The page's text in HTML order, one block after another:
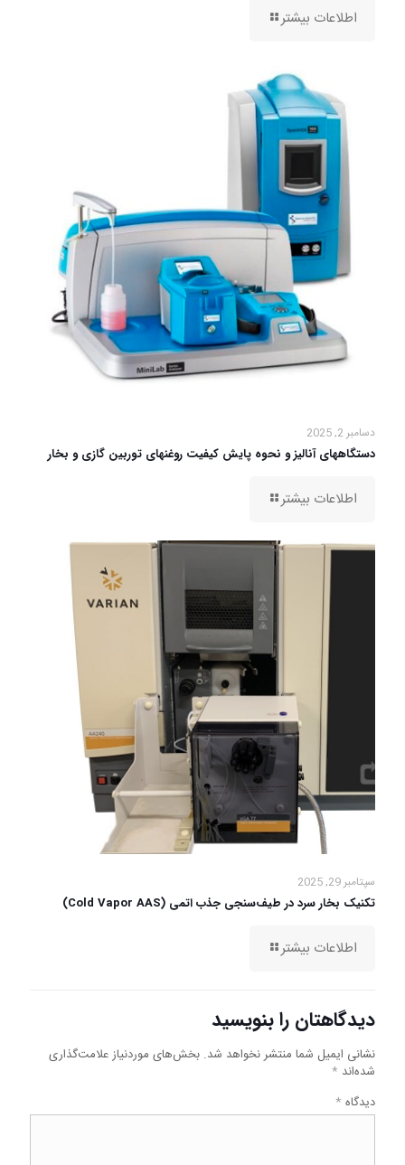
اطلاعات بیشتر
دسامبر 2, 2025
دستگاههای آنالیز و نحوه پایش کیفیت روغنهای توربین گازی و بخار
اطلاعات بیشتر
سپتامبر 29, 2025
تکنیک بخار سرد در طیف‌سنجی جذب اتمی (Cold Vapor AAS)
اطلاعات بیشتر
دیدگاهتان را بنویسید
نشانی ایمیل شما منتشر نخواهد شد. بخش‌های موردنیاز علامت‌گذاری
شده‌اند *
دیدگاه *